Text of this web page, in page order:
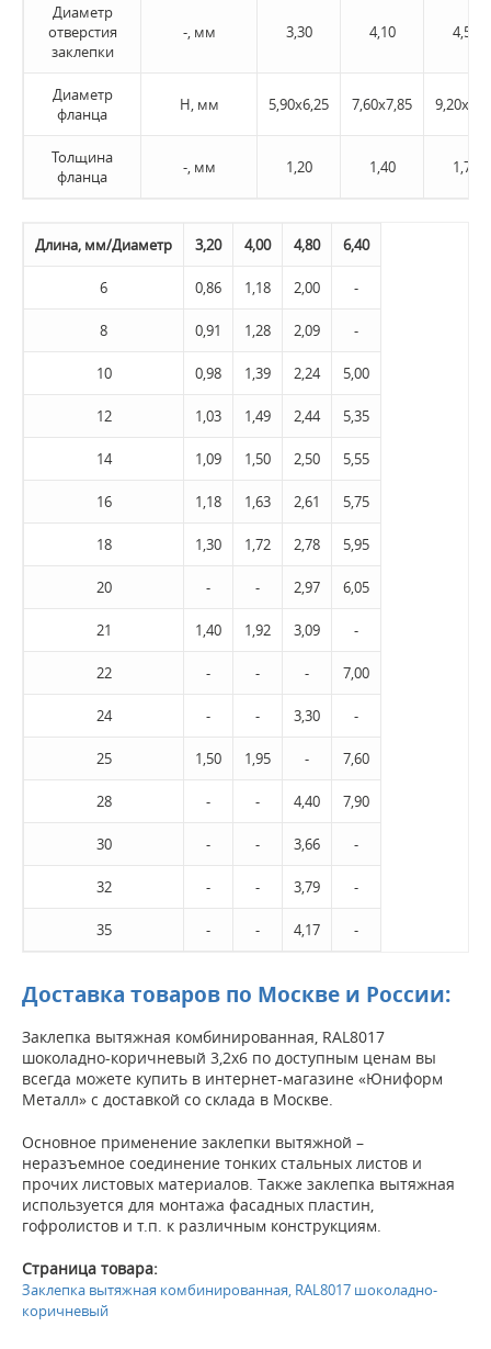
Диаметр
отверстия
заклепки
-, мм 3,30 4,10 4,50
Диаметр
фланца
H, мм 5,90х6,25 7,60х7,85
Толщина
фланца
-, мм 1,20 1,40 1,70
Длина, мм/Диаметр 3,20 4,00 4,80 6,40
6 0,86 1,18 2,00 -
8 0,91 1,28 2,09 -
10 0,98 1,39 2,24 5,00
12 1,03 1,49 2,44 5,35
14 1,09 1,50 2,50 5,55
16 1,18 1,63 2,61 5,75
18 1,30 1,72 2,78 5,95
20 - - 2,97 6,05
21 1,40 1,92 3,09 -
22 - - - 7,00
24 - - 3,30 -
25 1,50 1,95 - 7,60
28 - - 4,40 7,90
30 - - 3,66 -
32 - - 3,79 -
35 - - 4,17 -
Доставка товаров по Москве и России:
Заклепка вытяжная комбинированная, RAL8017
шоколадно-коричневый 3,2х6 по доступным ценам вы
всегда можете купить в интернет-магазине «Юниформ
Металл» с доставкой со склада в Москве.
Основное применение заклепки вытяжной –
неразъемное соединение тонких стальных листов и
прочих листовых материалов. Также заклепка вытяжная
используется для монтажа фасадных пластин,
гофролистов и т.п. к различным конструкциям.
Страница товара:
Заклепка вытяжная комбинированная, RAL8017 шоколадно-
коричневый